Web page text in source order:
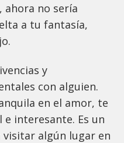
ahora no sería
a tu fantasía,
y
con alguien.
en el amor, te
interesante. Es un
algún lugar en